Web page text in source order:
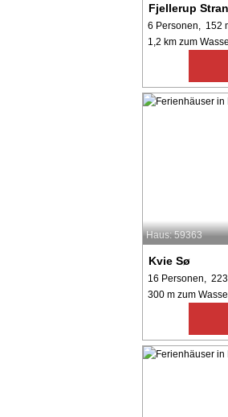
Fjellerup
6 Personen, 152
1,2 km zum
Haus: 59363
Kvie Sø
16 Personen, 223
300 m zum